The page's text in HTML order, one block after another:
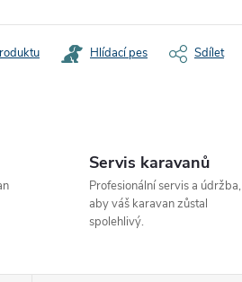
Hlídací pes Sdílet
Servis karavanů
Profesionální servis a údržba,
aby váš karavan zůstal
spolehlivý.